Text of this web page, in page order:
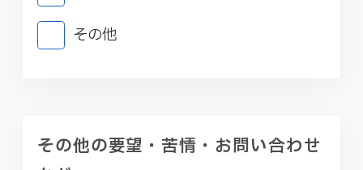
その他
その他の要望・苦情・お問い合わせ